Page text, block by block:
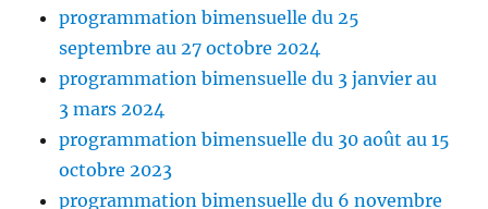
programmation bimensuelle du 25
septembre au 27 octobre 2024
programmation bimensuelle du 3 janvier au
3 mars 2024
programmation bimensuelle du 30 août au 15
octobre 2023
programmation bimensuelle du 6 novembre